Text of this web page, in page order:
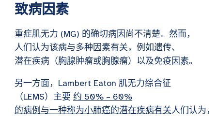
致病因素
重症肌无力 (MG) 的确切病因尚不清楚。然而，
人们认为该病与多种因素有关，例如遗传、
潜在疾病（胸腺肿瘤或胸腺瘤）以及免疫因素。
另一方面，Lambert Eaton 肌无力综合征
（LEMS）主要 约 50% – 60%
的病例与一种称为小肺癌的潜在疾病有关人们认为，